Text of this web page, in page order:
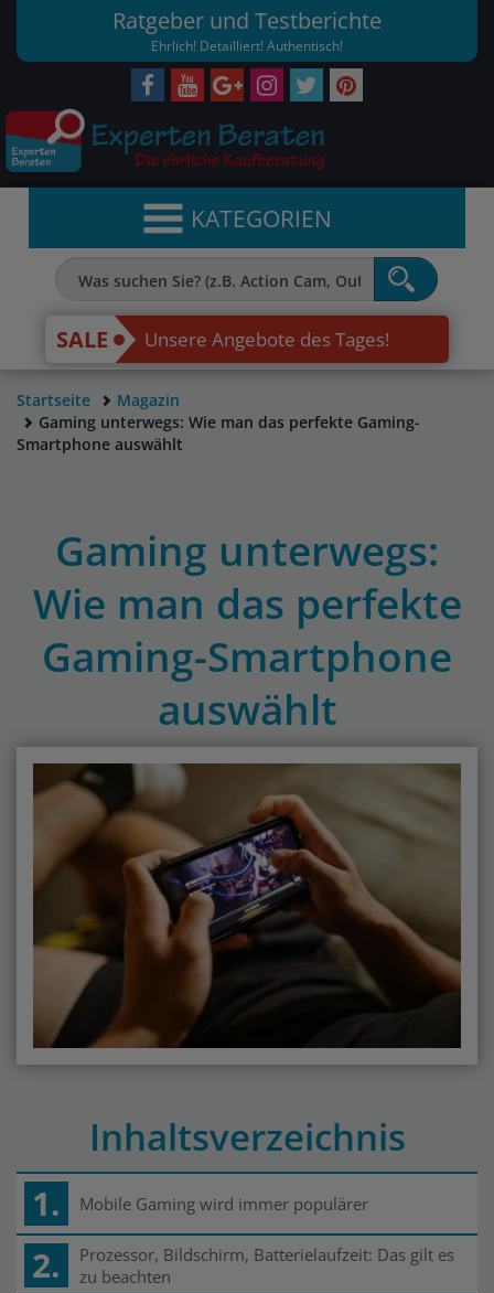
Ratgeber und Testberichte
Ehrlich! Detailliert! Authentisch!
KATEGORIEN
SALE Unsere Angebote des Tages!
Startseite
Magazin
Gaming unterwegs: Wie man das perfekte Gaming-
Smartphone auswählt
Gaming unterwegs:
Wie man das perfekte
Gaming-Smartphone
auswählt
Inhaltsverzeichnis
1. Mobile Gaming wird immer populärer
2.
Prozessor, Bildschirm, Batterielaufzeit: Das gilt es
zu beachten